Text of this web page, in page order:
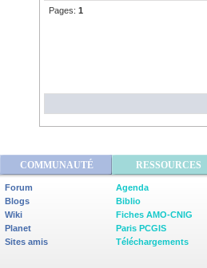
Pages: 1
COMMUNAUTÉ RESSOURCES
Forum
Blogs
Wiki
Planet
Sites amis
Agenda
Biblio
Fiches AMO-CNIG
Paris PCGIS
Téléchargements